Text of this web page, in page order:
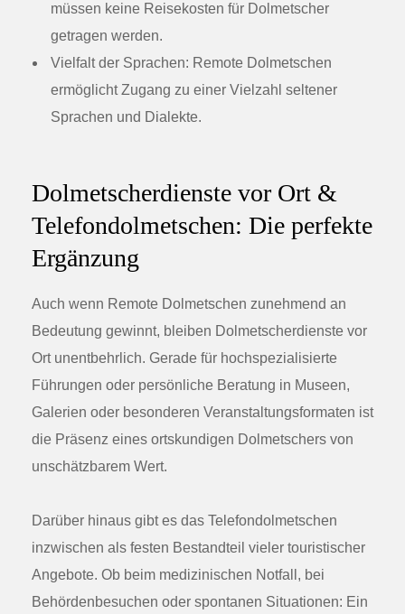
müssen keine Reisekosten für Dolmetscher
getragen werden.
Vielfalt der Sprachen: Remote Dolmetschen
ermöglicht Zugang zu einer Vielzahl seltener
Sprachen und Dialekte.
Dolmetscherdienste vor Ort &
Telefondolmetschen: Die perfekte
Ergänzung
Auch wenn Remote Dolmetschen zunehmend an
Bedeutung gewinnt, bleiben Dolmetscherdienste vor
Ort unentbehrlich. Gerade für hochspezialisierte
Führungen oder persönliche Beratung in Museen,
Galerien oder besonderen Veranstaltungsformaten ist
die Präsenz eines ortskundigen Dolmetschers von
unschätzbarem Wert.
Darüber hinaus gibt es das Telefondolmetschen
inzwischen als festen Bestandteil vieler touristischer
Angebote. Ob beim medizinischen Notfall, bei
Behördenbesuchen oder spontanen Situationen: Ein